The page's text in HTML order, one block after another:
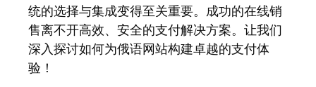
统的选择与集成变得至关重要。成功的在线销
售离不开高效、安全的支付解决方案。让我们
深入探讨如何为俄语网站构建卓越的支付体
验！